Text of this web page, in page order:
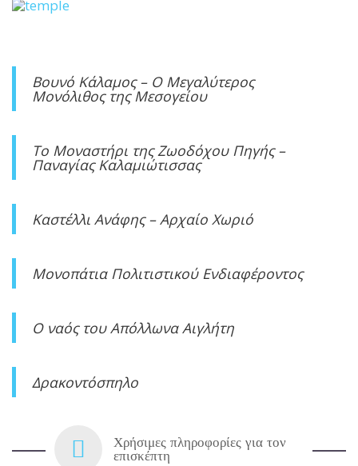
Βουνό Κάλαμος – Ο Μεγαλύτερος
Μονόλιθος της Μεσογείου
Το Μοναστήρι της Ζωοδόχου Πηγής –
Παναγίας Καλαμιώτισσας
Καστέλλι Ανάφης – Αρχαίο Χωριό
Μονοπάτια Πολιτιστικού Ενδιαφέροντος
O ναός του Απόλλωνα Αιγλήτη
Δρακοντόσπηλο
Χρήσιμες πληροφορίες για τον
επισκέπτη